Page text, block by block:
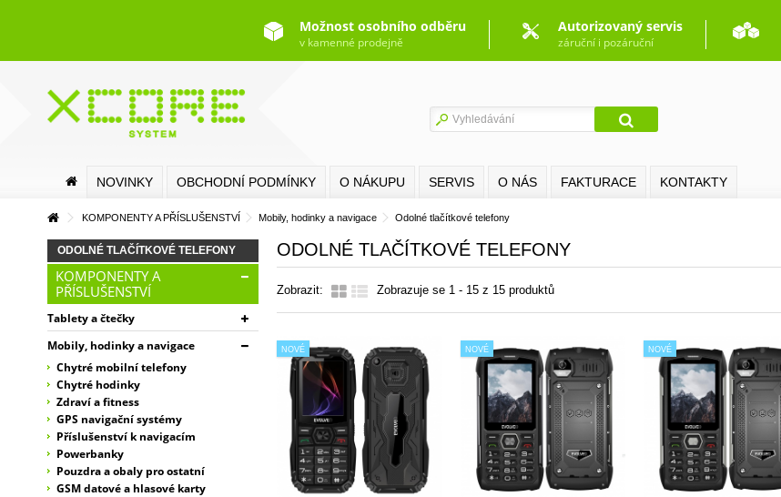
Možnost osobního odběru
v kamenné prodejně
Autorizovaný servis
záruční i pozáruční
NOVINKY OBCHODNÍ PODMÍNKY O NÁKUPU SERVIS O NÁS FAKTURACE KONTAKTY
KOMPONENTY A PŘÍSLUŠENSTVÍ Mobily, hodinky a navigace Odolné tlačítkové telefony
ODOLNÉ TLAČÍTKOVÉ TELEFONY
Zobrazit: Zobrazuje se 1 - 15 z 15 produktů
NOVÉ NOVÉ NOVÉ
ODOLNÉ TLAČÍTKOVÉ TELEFONY
KOMPONENTY A
PŘÍSLUŠENSTVÍ
Tablety a čtečky
Mobily, hodinky a navigace
Chytré mobilní telefony
Chytré hodinky
Zdraví a fitness
GPS navigační systémy
Příslušenství k navigacím
Powerbanky
Pouzdra a obaly pro ostatní
GSM datové a hlasové karty